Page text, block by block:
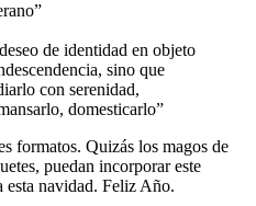
de identidad en objeto
sino que
con serenidad,
domesticarlo”
formatos. Quizás los magos de
puedan incorporar este
esta navidad. Feliz Año.